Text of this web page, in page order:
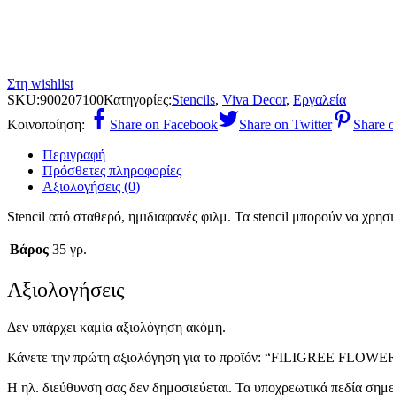
Στη wishlist
SKU:900207100Κατηγορίες:Stencils, Viva Decor, Εργαλεία
Κοινοποίηση:
Share on Facebook Share on Twitter Share
Περιγραφή
Πρόσθετες πληροφορίες
Αξιολογήσεις (0)
Stencil από σταθερό, ημιδιαφανές φιλμ. Τα stencil μπορούν να
Βάρος 35 γρ.
Αξιολογήσεις
Δεν υπάρχει καμία αξιολόγηση ακόμη.
Κάνετε την πρώτη αξιολόγηση για το προϊόν: “FILIGREE
Η ηλ. διεύθυνση σας δεν δημοσιεύεται. Τα υποχρεωτικά πεδία